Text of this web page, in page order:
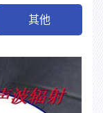
其他